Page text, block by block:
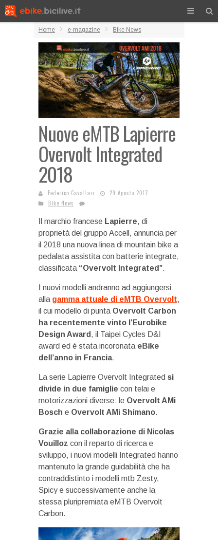
Home e-magazine Bike News
Nuove eMTB Lapierre
Overvolt Integrated
2018
Federico Cavallari
29 Agosto 2017
Bike News
Il marchio francese Lapierre, di
proprietà del gruppo Accell, annuncia per
il 2018 una nuova linea di mountain bike a
pedalata assistita con batterie integrate,
classificata “Overvolt Integrated”.
I nuovi modelli andranno ad aggiungersi
alla gamma attuale di eMTB Overvolt,
il cui modello di punta Overvolt Carbon
ha recentemente vinto l’Eurobike
Design Award , il Taipei Cycles D&I
award ed è stata incoronata eBike
dell’anno in Francia.
La serie Lapierre Overvolt Integrated si
divide in due famiglie con telai e
motorizzazioni diverse: le Overvolt AMi
Bosch e Overvolt AMi Shimano.
Grazie alla collaborazione di Nicolas
Vouilloz con il reparto di ricerca e
sviluppo, i nuovi modelli Integrated hanno
mantenuto la grande guidabilità che ha
contraddistinto i modelli mtb Zesty,
Spicy e successivamente anche la
stessa pluripremiata eMTB Overvolt
Carbon.